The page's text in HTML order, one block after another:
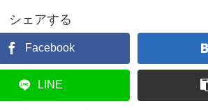
シェアする
Facebook
LINE